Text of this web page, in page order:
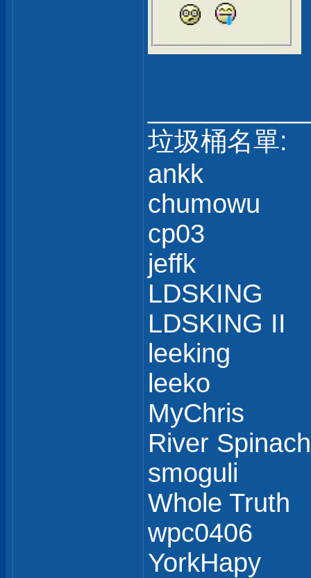
垃圾桶名單:
ankk
chumowu
cp03
jeffk
LDSKING
LDSKING II
leeking
leeko
MyChris
River Spinach
smoguli
Whole Truth
wpc0406
YorkHapy